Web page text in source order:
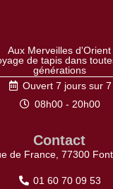
Aux Merveilles d'Orient
de tapis dans
générations
Ouvert 7 jours sur 7
08h00 - 20h00
Contact
de France, 77300
01 60 70 09 53